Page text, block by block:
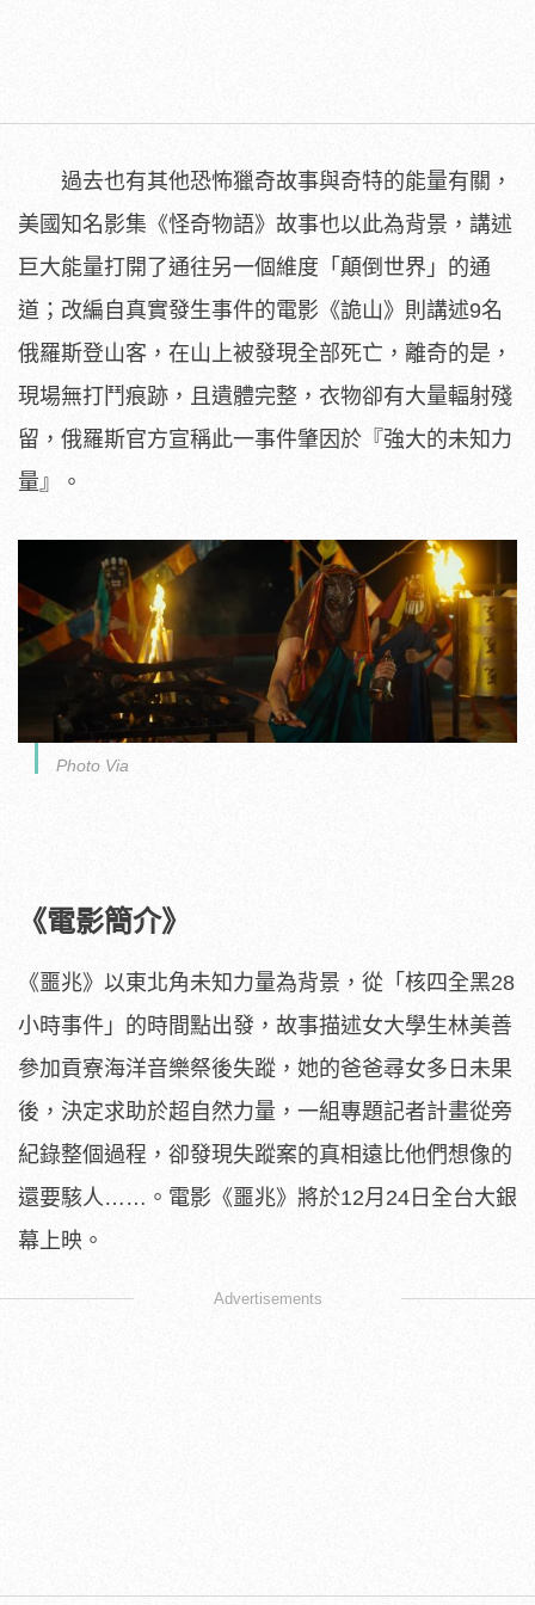
過去也有其他恐怖獵奇故事與奇特的能量有關，
美國知名影集《怪奇物語》故事也以此為背景， 講述
巨大能量打開了通往另一個維度「顛倒世界」的通
道； 改編自真實發生事件的電影《詭山》則講述9名
俄羅斯登山客， 在山上被發現全部死亡，離奇的是，
現場無打鬥痕跡，且遺體完整， 衣物卻有大量輻射殘
留，俄羅斯官方宣稱此一事件肇因於『強大的未知力
量』。
Photo Via
《電影簡介》
《噩兆》以東北角未知力量為背景，從「 核四全黑28
小時事件」的時間點出發， 故事描述女大學生林美善
參加貢寮海洋音樂祭後失蹤， 她的爸爸尋女多日未果
後，決定求助於超自然力量， 一組專題記者計畫從旁
紀錄整個過程， 卻發現失蹤案的真相遠比他們想像的
還要駭人……。電影《噩兆》 將於12月24日全台大銀
幕上映。
Advertisements